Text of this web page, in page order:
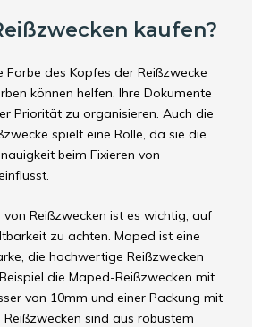
kaufen?
Farbe des Kopfes der Reißzwecke
können helfen, Ihre Dokumente
Priorität zu organisieren. Auch die
spielt eine Rolle, da sie die
beim Fixieren von
Reißzwecken ist es wichtig, auf
zu achten. Maped ist eine
die hochwertige Reißzwecken
die Maped-Reißzwecken mit
von 10mm und einer Packung mit
Reißzwecken sind aus robustem